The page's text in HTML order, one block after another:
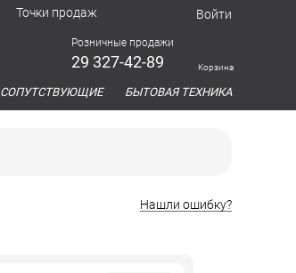
Точки продаж Войти
Розничные продажи
29 327-42-89 Корзина
СОПУТСТВУЮЩИЕ БЫТОВАЯ ТЕХНИКА
Нашли ошибку?